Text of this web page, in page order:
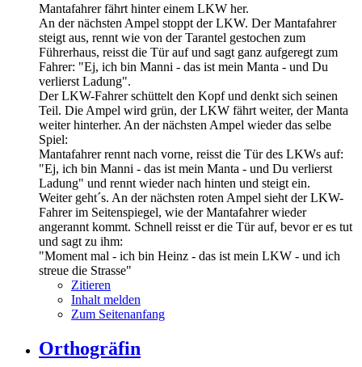
Mantafahrer fährt hinter einem LKW her.
An der nächsten Ampel stoppt der LKW. Der Mantafahrer
steigt aus, rennt wie von der Tarantel gestochen zum
Führerhaus, reisst die Tür auf und sagt ganz aufgeregt zum
Fahrer: "Ej, ich bin Manni - das ist mein Manta - und Du
verlierst Ladung".
Der LKW-Fahrer schüttelt den Kopf und denkt sich seinen
Teil. Die Ampel wird grün, der LKW fährt weiter, der Manta
weiter hinterher. An der nächsten Ampel wieder das selbe
Spiel:
Mantafahrer rennt nach vorne, reisst die Tür des LKWs auf:
"Ej, ich bin Manni - das ist mein Manta - und Du verlierst
Ladung" und rennt wieder nach hinten und steigt ein.
Weiter geht´s. An der nächsten roten Ampel sieht der LKW-
Fahrer im Seitenspiegel, wie der Mantafahrer wieder
angerannt kommt. Schnell reisst er die Tür auf, bevor er es tut
und sagt zu ihm:
"Moment mal - ich bin Heinz - das ist mein LKW - und ich
streue die Strasse"
Zitieren
Inhalt melden
Zum Seitenanfang
Orthogräfin